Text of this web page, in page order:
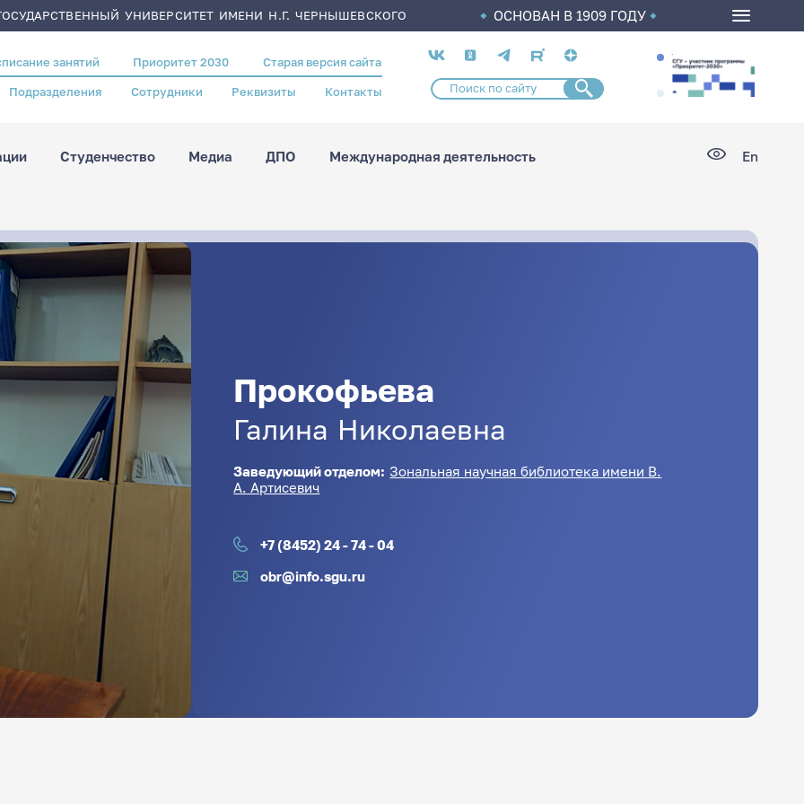
УНИВЕРСИТЕТ ИМЕНИ Н.Г. ЧЕРНЫШЕВСКОГО ОСНОВАН В 1909 ГОДУ
занятий Приоритет 2030 Старая версия сайта
Подразделения Сотрудники Реквизиты Контакты
Социальные
сети
Студенчество Медиа ДПО Международная деятельность En
Прокофьева
Галина Николаевна
Заведующий отделом: Зональная научная библиотека имени В.
А. Артисевич
+7 (8452) 24 - 74 - 04
obr@info.sgu.ru